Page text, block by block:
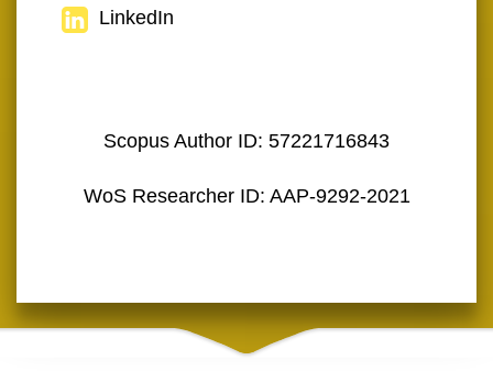
LinkedIn
Scopus Author ID: 57221716843
WoS Researcher ID: AAP-9292-2021